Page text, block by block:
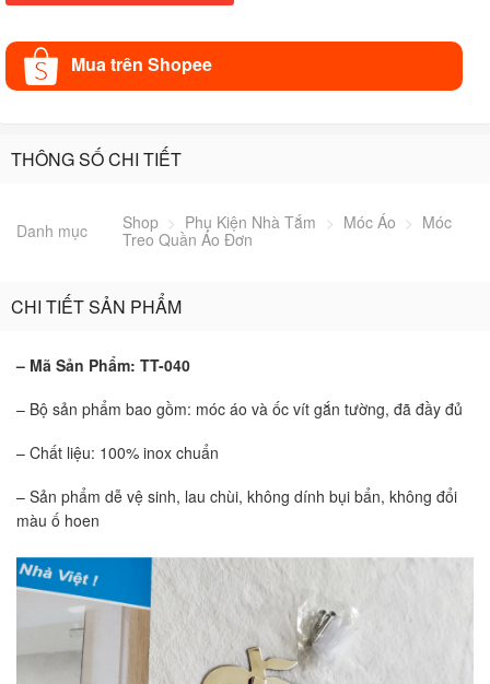
Mua trên Shopee
THÔNG SỐ CHI TIẾT
Danh mục Shop > Phụ Kiện Nhà Tắm > Móc Áo > Móc
Treo Quần Áo Đơn
CHI TIẾT SẢN PHẨM
– Mã Sản Phẩm: TT-040
– Bộ sản phẩm bao gồm: móc áo và ốc vít gắn tường, đã đầy đủ
– Chất liệu: 100% inox chuẩn
– Sản phẩm dễ vệ sinh, lau chùi, không dính bụi bẩn, không đổi
màu ố hoen